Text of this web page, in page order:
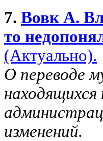
7. Вовк А.
то
(Актуально).
О переводе
находящихся
изменений.